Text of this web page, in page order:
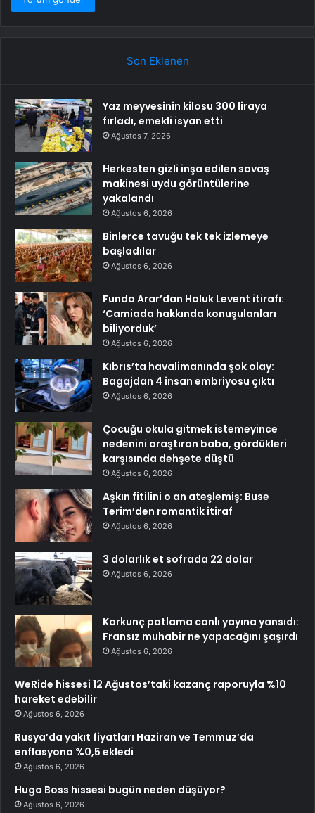
Son Eklenen
Yaz meyvesinin kilosu 300 liraya
fırladı, emekli isyan etti
Ağustos 7, 2026
Herkesten gizli inşa edilen savaş
makinesi uydu görüntülerine
yakalandı
Ağustos 6, 2026
Binlerce tavuğu tek tek izlemeye
başladılar
Ağustos 6, 2026
Funda Arar’dan Haluk Levent itirafı:
‘Camiada hakkında konuşulanları
biliyorduk’
Ağustos 6, 2026
Kıbrıs’ta havalimanında şok olay:
Bagajdan 4 insan embriyosu çıktı
Ağustos 6, 2026
Çocuğu okula gitmek istemeyince
nedenini araştıran baba, gördükleri
karşısında dehşete düştü
Ağustos 6, 2026
Aşkın fitilini o an ateşlemiş: Buse
Terim’den romantik itiraf
Ağustos 6, 2026
3 dolarlık et sofrada 22 dolar
Ağustos 6, 2026
Korkunç patlama canlı yayına yansıdı:
Fransız muhabir ne yapacağını şaşırdı
Ağustos 6, 2026
WeRide hissesi 12 Ağustos’taki kazanç raporuyla %10
hareket edebilir
Ağustos 6, 2026
Rusya’da yakıt fiyatları Haziran ve Temmuz’da
enflasyona %0,5 ekledi
Ağustos 6, 2026
Hugo Boss hissesi bugün neden düşüyor?
Ağustos 6, 2026